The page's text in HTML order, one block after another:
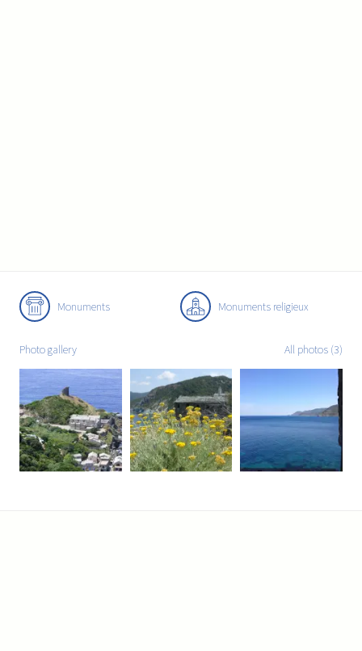
Monuments Monuments religieux
Photo gallery All photos (3)